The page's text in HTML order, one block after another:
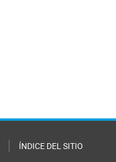
ÍNDICE DEL SITIO